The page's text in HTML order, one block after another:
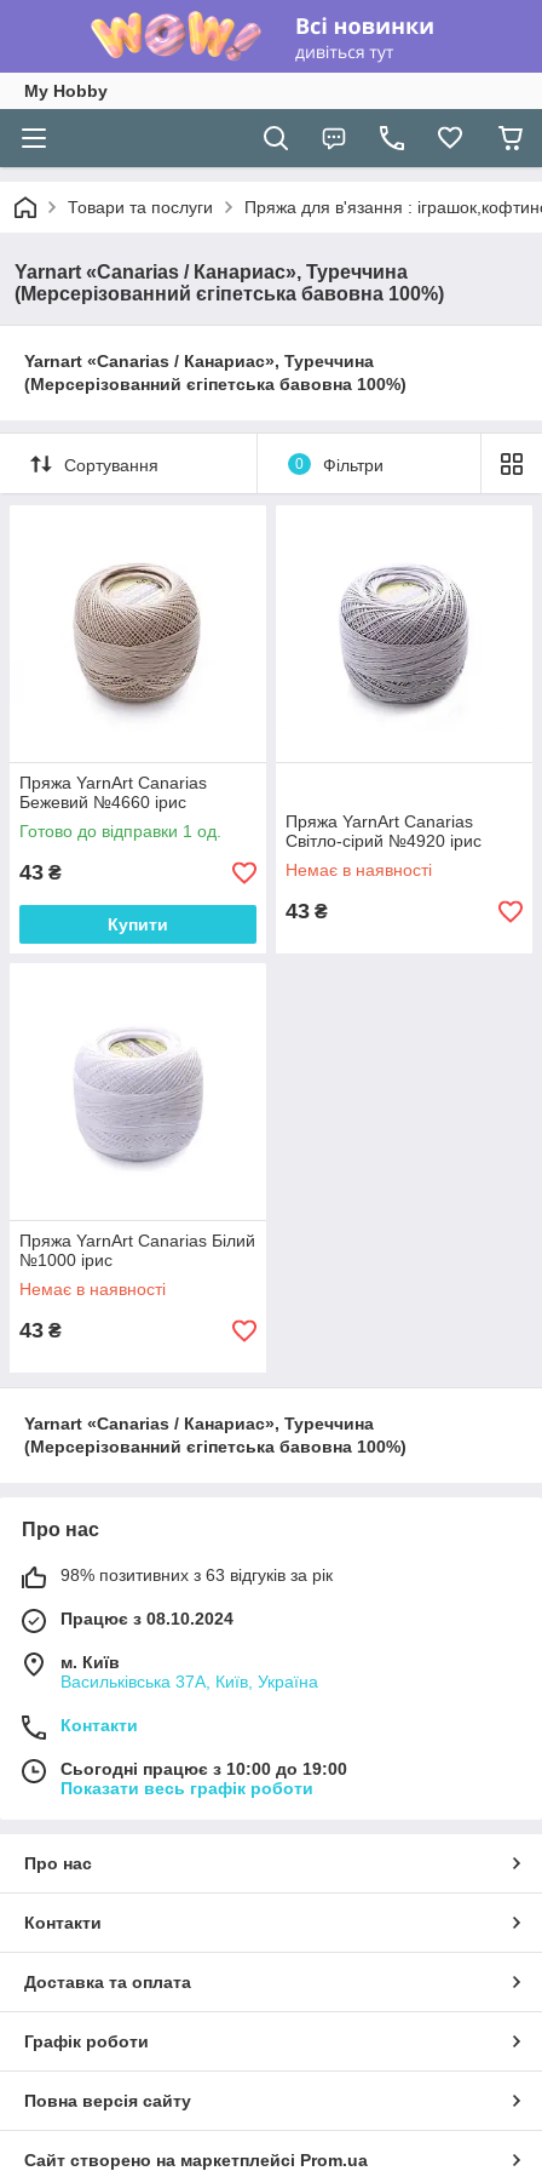
My Hobby
Товари та послуги Пряжа для в'язання :
Yarnart «Canarias / Канариас», Туреччина
(Мерсерізованний єгіпетська бавовна 100%)
Yarnart «Canarias / Канариас», Туреччина
(Мерсерізованний єгіпетська бавовна 100%)
Сортування 0 Фільтри
Пряжа YarnArt Canarias
Бежевий №4660 ірис
Готово до відправки 1 од.
43 ₴
Купити
Пряжа YarnArt Canarias
Світло-сірий №4920 ірис
Немає в наявності
43 ₴
Пряжа YarnArt Canarias Білий
№1000 ірис
Немає в наявності
43 ₴
Yarnart «Canarias / Канариас», Туреччина
(Мерсерізованний єгіпетська бавовна 100%)
Про нас
98% позитивних з 63 відгуків за рік
Працює з 08.10.2024
м. Київ
Васильківська 37А, Київ, Україна
Контакти
Сьогодні працює з 10:00 до 19:00
Показати весь графік роботи
Про нас
Контакти
Доставка та оплата
Графік роботи
Повна версія сайту
Сайт створено на маркетплейсі Prom.ua